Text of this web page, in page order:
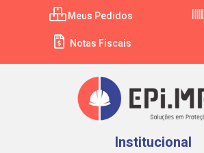
Meus Pedidos
Notas Fiscais
Institucional